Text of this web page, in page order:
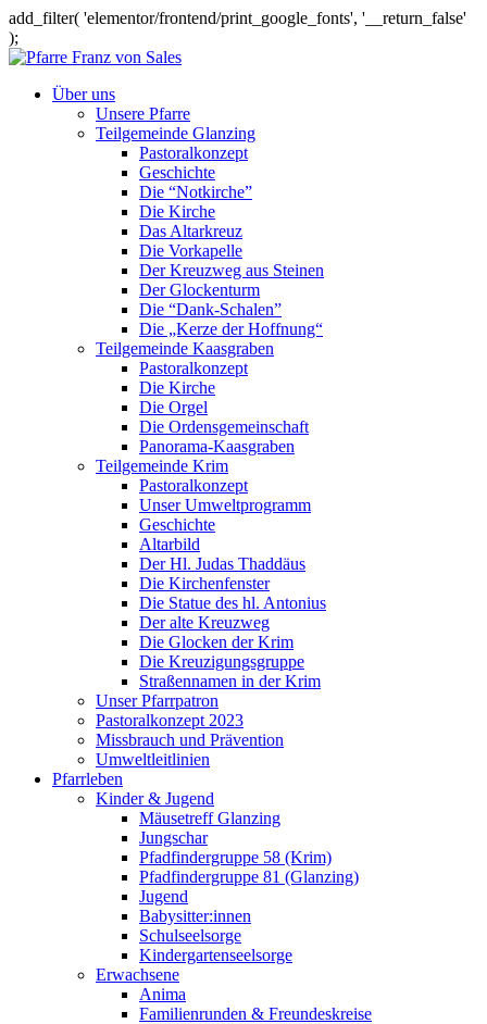
add_filter( 'elementor/frontend/print_google_fonts', '__return_false'
);
Über uns
Unsere Pfarre
Teilgemeinde Glanzing
Pastoralkonzept
Geschichte
Die “Notkirche”
Die Kirche
Das Altarkreuz
Die Vorkapelle
Der Kreuzweg aus Steinen
Der Glockenturm
Die “Dank-Schalen”
Die „Kerze der Hoffnung“
Teilgemeinde Kaasgraben
Pastoralkonzept
Die Kirche
Die Orgel
Die Ordensgemeinschaft
Panorama-Kaasgraben
Teilgemeinde Krim
Pastoralkonzept
Unser Umweltprogramm
Geschichte
Altarbild
Der Hl. Judas Thaddäus
Die Kirchenfenster
Die Statue des hl. Antonius
Der alte Kreuzweg
Die Glocken der Krim
Die Kreuzigungsgruppe
Straßennamen in der Krim
Unser Pfarrpatron
Pastoralkonzept 2023
Missbrauch und Prävention
Umweltleitlinien
Pfarrleben
Kinder & Jugend
Mäusetreff Glanzing
Jungschar
Pfadfindergruppe 58 (Krim)
Pfadfindergruppe 81 (Glanzing)
Jugend
Babysitter:innen
Schulseelsorge
Kindergartenseelsorge
Erwachsene
Anima
Familienrunden & Freundeskreise